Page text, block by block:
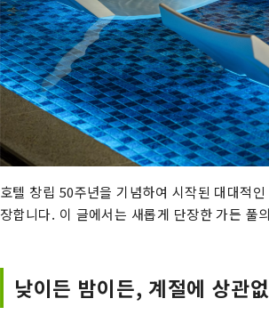
호텔 창립 50주년을 기념하여 시작된 대대적
장합니다. 이 글에서는 새롭게 단장한 가든 풀
낮이든 밤이든, 계절에 상관